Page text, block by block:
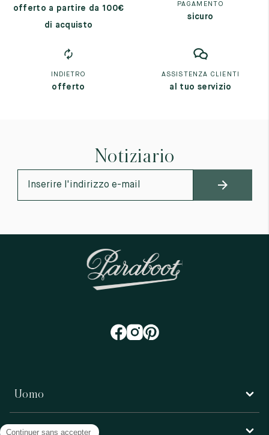
offerto a partire da 100€
di acquisto
PAGAMENTO
sicuro
INDIETRO
offerto
ASSISTENZA CLIENTI
al tuo servizio
Notiziario
Uomo
Donna